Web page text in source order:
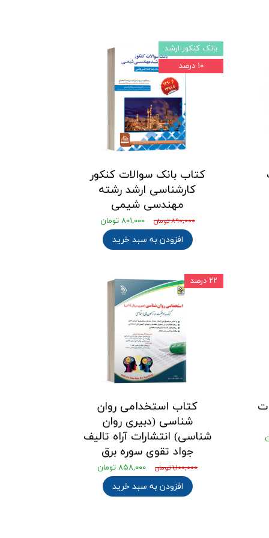
کتاب بانک سوالات کنکور
کارشناسی ارشد رشته
مهندسی شیمی
۸۹۰,۰۰۰ تومان ۸۰۱,۰۰۰ تومان
افزودن به سبد خرید
بانک کنکور ارشد
۱۰ درصد
کتاب استخدامی روان
شناسی (دبیری روان
شناسی) انتشارات آراه تالیف
جواد تقوی سوره برق
۱,۱۰۰,۰۰۰ تومان ۸۵۸,۰۰۰ تومان
افزودن به سبد خرید
۲۲ درصد